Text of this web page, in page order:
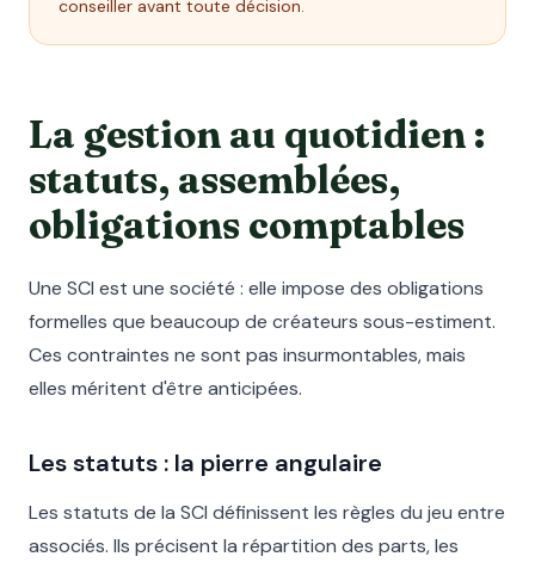
conseiller avant toute décision.
La gestion au quotidien :
statuts, assemblées,
obligations comptables
Une SCI est une société : elle impose des obligations
formelles que beaucoup de créateurs sous-estiment.
Ces contraintes ne sont pas insurmontables, mais
elles méritent d'être anticipées.
Les statuts : la pierre angulaire
Les statuts de la SCI définissent les règles du jeu entre
associés. Ils précisent la répartition des parts, les